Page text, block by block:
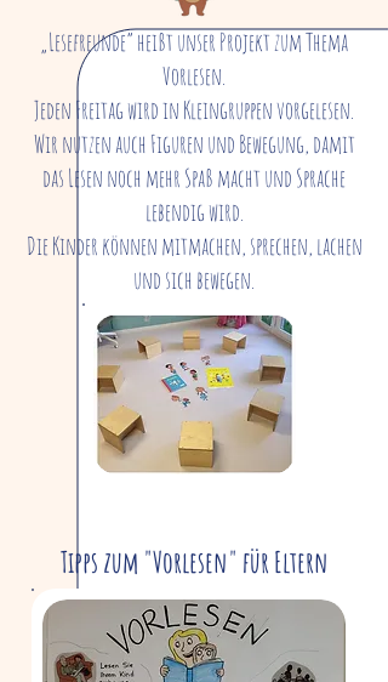
„Lesefreunde“ heißt unser Projekt zum Thema
Vorlesen.
Jeden Freitag wird in Kleingruppen vorgelesen.
Wir nutzen auch Figuren und Bewegung, damit
das Lesen noch mehr Spaß macht und Sprache
lebendig wird.
Die Kinder können mitmachen, sprechen, lachen
und sich bewegen.
Tipps zum "Vorlesen" für Eltern